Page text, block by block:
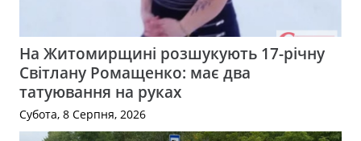
На Житомирщині розшукують 17-річну
Світлану Ромащенко: має два
татуювання на руках
Субота, 8 Серпня, 2026